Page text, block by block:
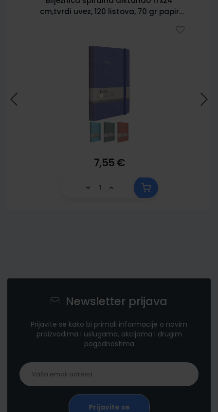
cm,tvrdi uvez, 120 listova, 70 gr papir
7,55 €
Newsletter prijava
Prijavite se kako bi primali informacije o novim
proizvodima i uslugama, akcijama i drugim
pogodnostima